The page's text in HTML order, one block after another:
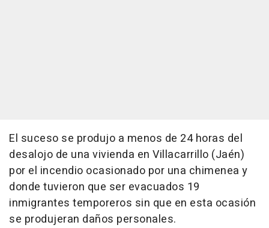
El suceso se produjo a menos de 24 horas del
desalojo de una vivienda en Villacarrillo (Jaén)
por el incendio ocasionado por una chimenea y
donde tuvieron que ser evacuados 19
inmigrantes temporeros sin que en esta ocasión
se produjeran daños personales.